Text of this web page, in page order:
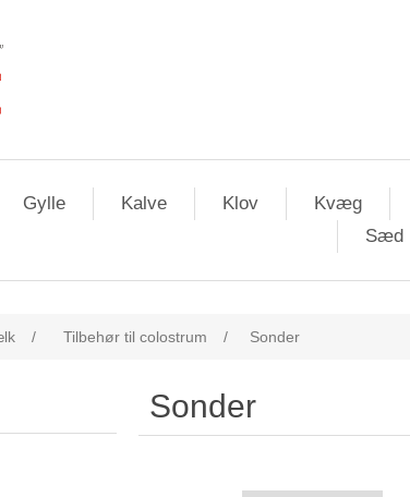
Gylle Kalve Klov Kvæg
Sæd
/ Tilbehør til colostrum / Sonder
Sonder